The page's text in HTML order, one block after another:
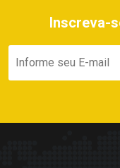
Inscreva-